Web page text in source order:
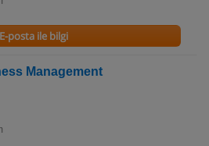
E-posta ile bilgi
Management